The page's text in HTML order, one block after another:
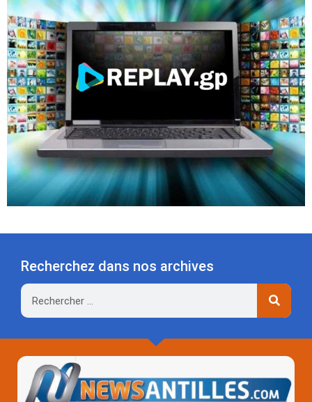
Recherchez dans nos archives
Rechercher